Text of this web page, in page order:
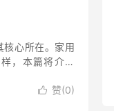
核心所在。家用
，本篇将介绍
 赞(0)